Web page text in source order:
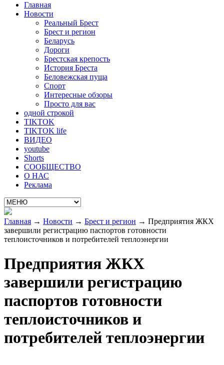
Главная
Новости
Реальный Брест
Брест и регион
Беларусь
Дороги
Брестская крепость
История Бреста
Беловежская пуща
Спорт
Интересные обзоры
Просто для вас
одной строкой
TIKTOK
TIKTOK life
ВИДЕО
youtube
Shorts
СООБЩЕСТВО
О НАС
Реклама
Главная → Новости → Брест и регион → Предприятия ЖКХ
завершили регистрацию паспортов готовности
теплоисточников и потребителей теплоэнергии
Предприятия ЖКХ
завершили регистрацию
паспортов готовности
теплоисточников и
потребителей теплоэнергии